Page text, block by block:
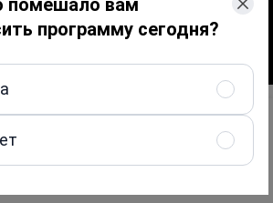
медицинское решение в Великобритания
предложение бесплатно
помешало вам
программу сегодня?